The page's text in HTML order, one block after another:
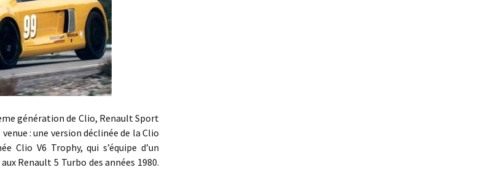
génération de Clio, Renault Sport
: une version déclinée de la Clio
Clio V6 Trophy, qui s’équipe d’un
Renault 5 Turbo des années 1980.